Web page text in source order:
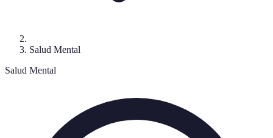
Salud Mental
Salud Mental